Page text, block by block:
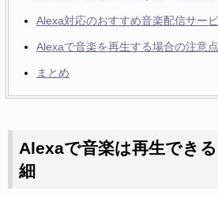
Alexa対応のおすすめ音楽配信サービ
Alexaで音楽を再生する場合の注意
まとめ
Alexaで音楽は再生でき
細